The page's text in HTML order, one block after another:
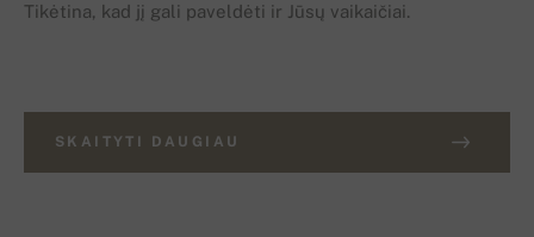
Tikėtina, kad jį gali paveldėti ir Jūsų vaikaičiai.
SKAITYTI DAUGIAU